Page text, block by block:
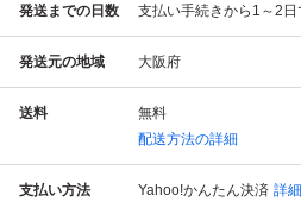
発送までの日数 支払い手続きから1～2日
発送元の地域 大阪府
送料
無料
配送方法の詳細
支払い方法 Yahoo!かんたん決済 詳細